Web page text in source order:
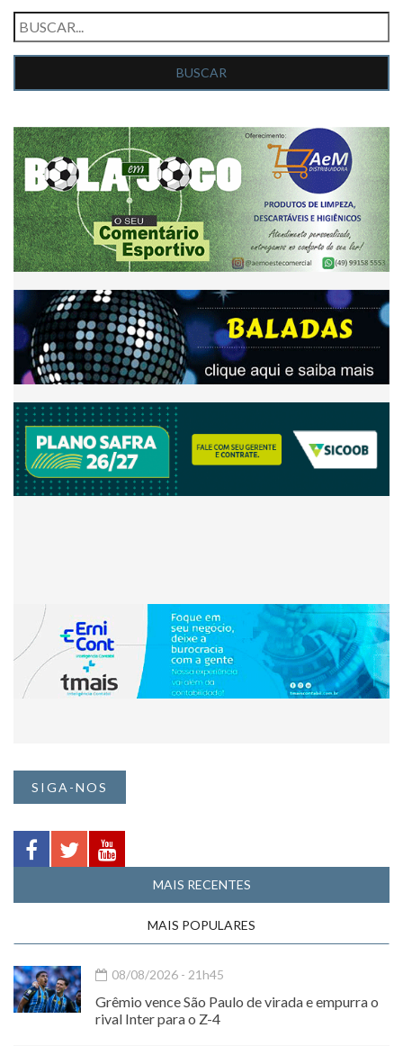
SIGA-NOS
MAIS RECENTES
MAIS POPULARES
08/08/2026 - 21h45
Grêmio vence São Paulo de virada e empurra o
rival Inter para o Z-4